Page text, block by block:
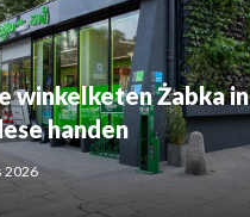
winkelketen Żabka in
handen
2026